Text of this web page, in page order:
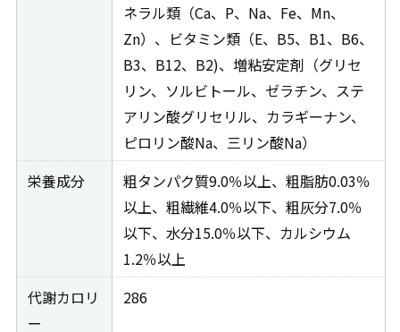
ネラル類（Ca、P、Na、Fe、Mn、
Zn）、ビタミン類（E、B5、B1、B6、
B3、B12、B2)、増粘安定剤（グリセ
リン、ソルビトール、ゼラチン、ステ
アリン酸グリセリル、カラギーナン、
ピロリン酸Na、三リン酸Na）
栄養成分
粗タンパク質9.0％以上、粗脂肪0.03％
以上、粗繊維4.0％以下、粗灰分7.0％
以下、水分15.0％以下、カルシウム
1.2％以上
代謝カロリ
ー
286